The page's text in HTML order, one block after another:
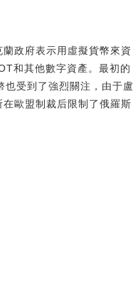
政府表示用虛擬貨幣來資
和其他數字資產。最初的
受到了強烈關注，由于盧
歐盟制裁后限制了俄羅斯